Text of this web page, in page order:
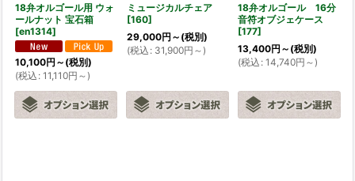
18弁オルゴール用 ウォ
ールナット 宝石箱
[en1314]
10,100円 ～ (税別)
(税込 : 11,110円 ～)
ミュージカルチェア
[160]
29,000円 ～ (税別)
(税込 : 31,900円 ～)
18弁オルゴール 16分
音符オブジェケース
[177]
13,400円 ～ (税別)
(税込 : 14,740円 ～)